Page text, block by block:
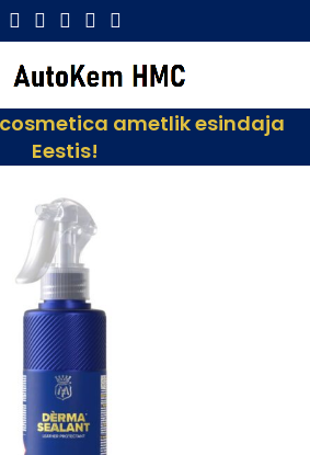
ametlik esindaja
Eestis!